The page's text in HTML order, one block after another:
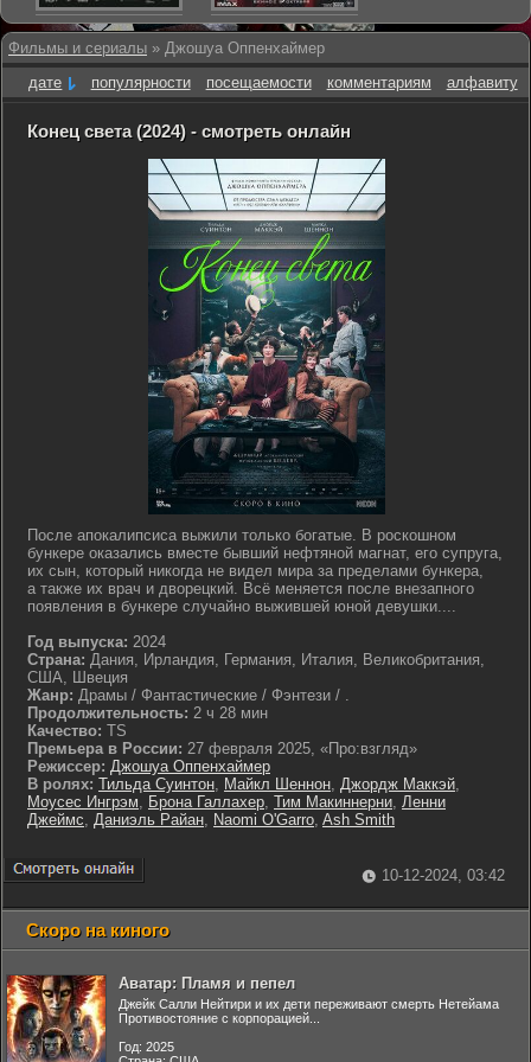
Фильмы и сериалы » Джошуа Оппенхаймер
дате
популярности посещаемости комментариям алфавиту
Конец света (2024) - смотреть онлайн
После апокалипсиса выжили только богатые. В роскошном
бункере оказались вместе бывший нефтяной магнат, его супруга,
их сын, который никогда не видел мира за пределами бункера,
а также их врач и дворецкий. Всё меняется после внезапного
появления в бункере случайно выжившей юной девушки....
Год выпуска: 2024
Страна: Дания, Ирландия, Германия, Италия, Великобритания,
США, Швеция
Жанр: Драмы / Фантастические / Фэнтези / .
Продолжительность: 2 ч 28 мин
Качество: TS
Премьера в России: 27 февраля 2025, «Про:взгляд»
Режиссер: Джошуа Оппенхаймер
В ролях: Тильда Суинтон, Майкл Шеннон, Джордж Маккэй,
Моусес Ингрэм, Брона Галлахер, Тим Макиннерни, Ленни
Джеймс, Даниэль Райан, Naomi O'Garro, Ash Smith
10-12-2024, 03:42
Скоро на киного
Аватар: Пламя и пепел
Джейк Салли Нейтири и их дети переживают смерть Нетейама
Противостояние с корпорацией...
Год: 2025